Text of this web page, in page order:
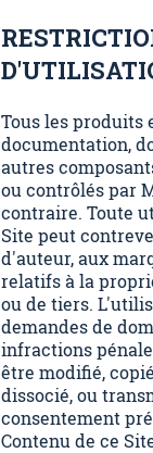
Tous les produits
documentation,
autres
ou contrôlés par
contraire. Toute
Site peut
d'auteur, aux
relatifs à la
ou de tiers.
demandes de
infractions
être modifié,
dissocié, ou
consentement
Contenu de ce